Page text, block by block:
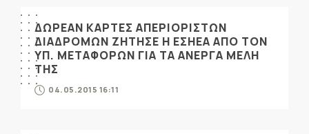
ΔΩΡΕΑΝ ΚΑΡΤΕΣ ΑΠΕΡΙΟΡΙΣΤΩΝ
ΔΙΑΔΡΟΜΩΝ ΖΗΤΗΣΕ Η ΕΣΗΕΑ ΑΠΟ ΤΟΝ
ΥΠ. ΜΕΤΑΦΟΡΩΝ ΓΙΑ ΤΑ ΑΝΕΡΓΑ ΜΕΛΗ
ΤΗΣ
04.05.2015 16:11